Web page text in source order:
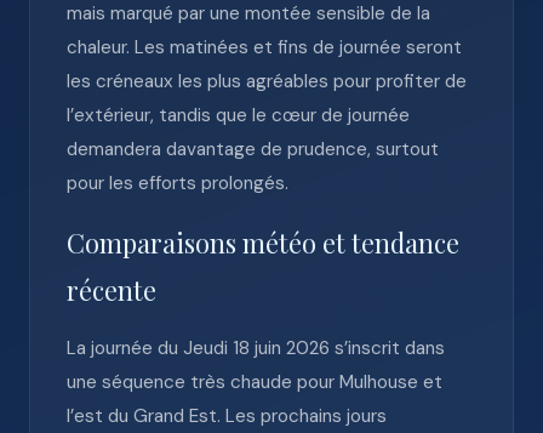
mais marqué par une montée sensible de la
chaleur. Les matinées et fins de journée seront
les créneaux les plus agréables pour profiter de
l’extérieur, tandis que le cœur de journée
demandera davantage de prudence, surtout
pour les efforts prolongés.
Comparaisons météo et tendance
récente
La journée du Jeudi 18 juin 2026 s’inscrit dans
une séquence très chaude pour Mulhouse et
l’est du Grand Est. Les prochains jours